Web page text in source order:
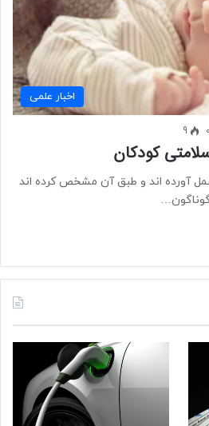
اخبار علمی
0
9
کودکان
آورده اند و طبق آن مشخص کرده اند